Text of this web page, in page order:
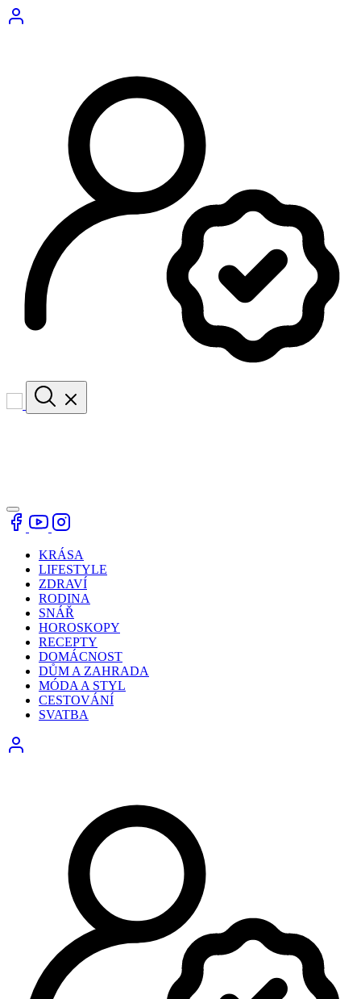
KRÁSA
LIFESTYLE
ZDRAVÍ
RODINA
SNÁŘ
HOROSKOPY
RECEPTY
DOMÁCNOST
DŮM A ZAHRADA
MÓDA A STYL
CESTOVÁNÍ
SVATBA